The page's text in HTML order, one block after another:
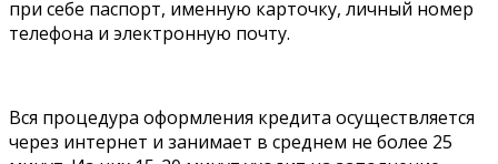
при себе паспорт, именную карточку, личный номер
телефона и электронную почту.
Вся процедура оформления кредита осуществляется
через интернет и занимает в среднем не более 25